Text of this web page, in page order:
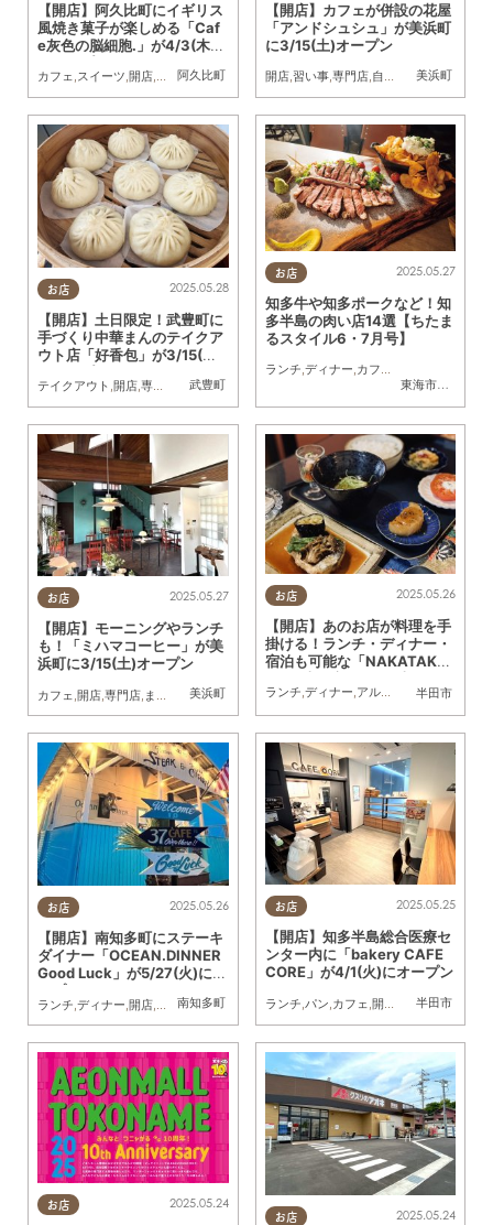
阿久比町
【開店】阿久比町にイギリス
風焼き菓子が楽しめる「Caf
e灰色の脳細胞.」が4/3(木)
カフェ,スイーツ,開店,おひとりさま 美浜町
【開店】カフェが併設の花屋
「アンドシュシュ」が美浜町
に3/15(土)オープン
開店,習い事,専門店,自然 まちネタ,
お店
武豊町
2025.05.28
【開店】土日限定！武豊町に
手づくり中華まんのテイクア
ウト店「好香包」が3/15(土)
テイクアウト ,開店,専門店 家族
お店
東海市
,大府市
2025.05.27
知多牛や知多ポークなど！知
多半島の肉い店14選【ちたま
るスタイル6・7月号】
ランチ,ディナー,カフェ
お店
美浜町
2025.05.27
【開店】モーニングやランチ
も！「ミハマコーヒー」が美
浜町に3/15(土)オープン
カフェ 開店 専門店 まちネタ
お店
半田市
2025.05.26
【開店】あのお店が料理を手
掛ける！ランチ・ディナー・
宿泊も可能な「NAKATAK
E」が半田市に5/27(火)オー
プン
ランチ,ディナー,アルコール ,開店,専門店
お店
南知多町
2025.05.26
【開店】南知多町にステーキ
ダイナー「OCEAN.DINNER
Good Luck」が5/27(火)にオ
ープン
ランチ ディナー 開店 ドライブ,カップル
お店
半田市
2025.05.25
【開店】知多半島総合医療セ
ンター内に「bakery CAFE
CORE」が4/1(火)にオープン
ランチ,パン,カフェ,開店 おひとりさま
お店 2025.05.24
お店 2025.05.24